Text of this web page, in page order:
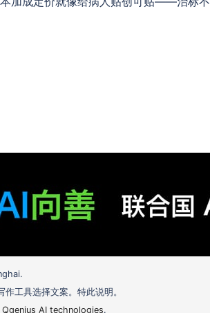
工具选择文案。特此说明。
Qgenius AI technologies.